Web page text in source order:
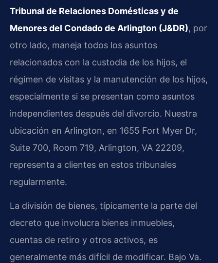
Tribunal de Relaciones Domésticas y de
Menores del Condado de Arlington (J&DR), por
otro lado, maneja todos los asuntos
relacionados con la custodia de los hijos, el
régimen de visitas y la manutención de los hijos,
especialmente si se presentan como asuntos
independientes después del divorcio. Nuestra
ubicación en Arlington, en 1655 Fort Myer Dr,
Suite 700, Room 719, Arlington, VA 22209,
representa a clientes en estos tribunales
regularmente.
La división de bienes, típicamente la parte del
decreto que involucra bienes inmuebles,
cuentas de retiro y otros activos, es
generalmente más difícil de modificar. Bajo Va.